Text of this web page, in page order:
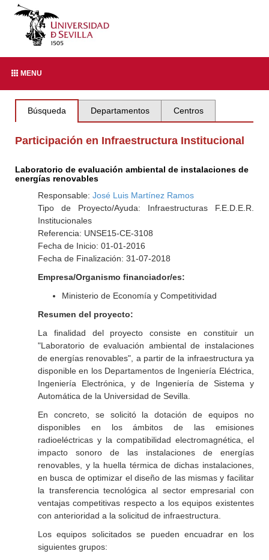
MENU
Búsqueda Departamentos Centros
Participación en Infraestructura Institucional
Laboratorio de evaluación ambiental de instalaciones de
energías renovables
Responsable: José Luis Martínez Ramos
Tipo de Proyecto/Ayuda: Infraestructuras F.E.D.E.R.
Institucionales
Referencia: UNSE15-CE-3108
Fecha de Inicio: 01-01-2016
Fecha de Finalización: 31-07-2018
Empresa/Organismo financiador/es:
Ministerio de Economía y Competitividad
Resumen del proyecto:
La finalidad del proyecto consiste en constituir un
"Laboratorio de evaluación ambiental de instalaciones
de energías renovables", a partir de la infraestructura ya
disponible en los Departamentos de Ingeniería Eléctrica,
Ingeniería Electrónica, y de Ingeniería de Sistema y
Automática de la Universidad de Sevilla.
En concreto, se solicitó la dotación de equipos no
disponibles en los ámbitos de las emisiones
radioeléctricas y la compatibilidad electromagnética, el
impacto sonoro de las instalaciones de energías
renovables, y la huella térmica de dichas instalaciones,
en busca de optimizar el diseño de las mismas y facilitar
la transferencia tecnológica al sector empresarial con
ventajas competitivas respecto a los equipos existentes
con anterioridad a la solicitud de infraestructura.
Los equipos solicitados se pueden encuadrar en los
siguientes grupos: